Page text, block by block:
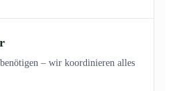
– wir koordinieren alles